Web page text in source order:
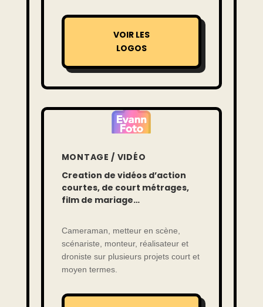
VOIR LES
LOGOS
MONTAGE / VIDÉO
Creation de vidéos d’action
courtes, de court métrages,
film de mariage…
Cameraman, metteur en scène,
scénariste, monteur, réalisateur et
droniste sur plusieurs projets court et
moyen termes.